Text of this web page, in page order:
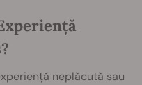
neplăcută sau